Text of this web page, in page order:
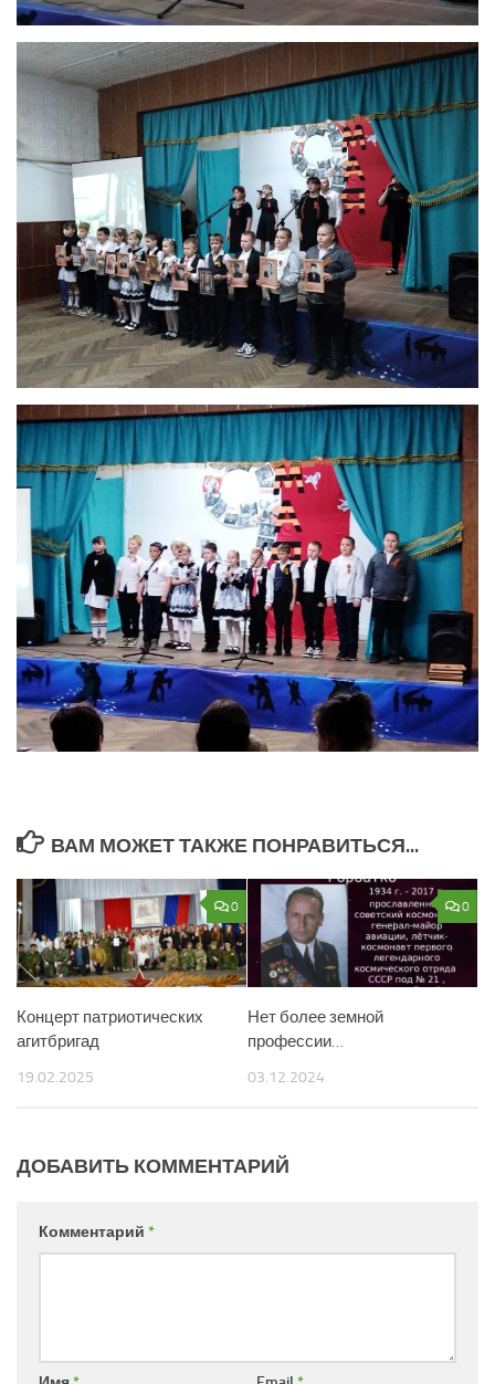
ВАМ МОЖЕТ ТАКЖЕ ПОНРАВИТЬСЯ...
0
Концерт патриотических
агитбригад
19.02.2025
0
Нет более земной
профессии…
03.12.2024
ДОБАВИТЬ КОММЕНТАРИЙ
Комментарий *